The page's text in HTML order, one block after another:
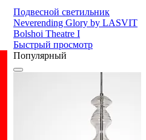
Подвесной светильник
Neverending Glory by LASVIT
Bolshoi Theatre I
Быстрый просмотр
Популярный